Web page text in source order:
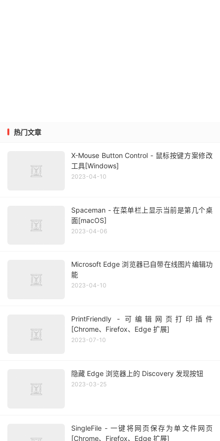
热门文章
X-Mouse Button Control - 鼠标按键方案修改
工具[Windows]
2023-04-10
Spaceman - 在菜单栏上显示当前是第几个桌
面[macOS]
2023-04-06
Microsoft Edge 浏览器已自带在线图片编辑功
能
2023-04-10
PrintFriendly - 可编辑网页打印插件
[Chrome、Firefox、Edge 扩展]
2023-07-10
隐藏 Edge 浏览器上的 Discovery 发现按钮
2023-03-25
SingleFile - 一键将网页保存为单文件网页
[Chrome、Firefox、Edge 扩展]